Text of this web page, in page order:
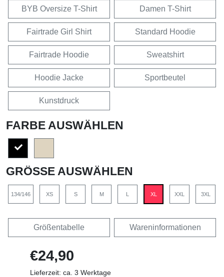
BYB Oversize T-Shirt Damen T-Shirt
Fairtrade Girl Shirt Standard Hoodie
Fairtrade Hoodie Sweatshirt
Hoodie Jacke Sportbeutel
Kunstdruck
FARBE AUSWÄHLEN
GRÖSSE AUSWÄHLEN
134/146 XS S M L XL XXL 3XL
Größentabelle Wareninformationen
€24,90
Lieferzeit: ca. 3 Werktage